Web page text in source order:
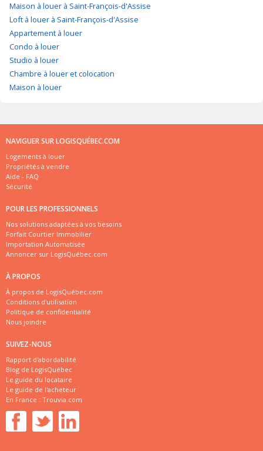
Maison à louer à Saint-François-d'Assise
Loft à louer à Saint-François-d'Assise
Appartement à louer
Condo à louer
Studio à louer
Chambre à louer et colocation
Maison à louer
NAVIGUER SUR LOGISQUÉBEC.COM
Logements à louer
Propriétés à vendre
Aide - FAQ
Sécurité
POUR LES PROFESSIONNELS
Nos solutions adaptées à vos besoins
Forfait Courtier Immobilier
Importation Automatisée
Annoncer sur LogisQuébec.com
À PROPOS
À propos de LogisQuébec.com
Conditions d'utilisation
Politique de confidentialité
Nous joindre
SUIVEZ-NOUS
Rapport d'abordabilité
Blog de LogisQuébec
Le guide du locataire
Le guide de l'acheteur
En France : Trouvia.com